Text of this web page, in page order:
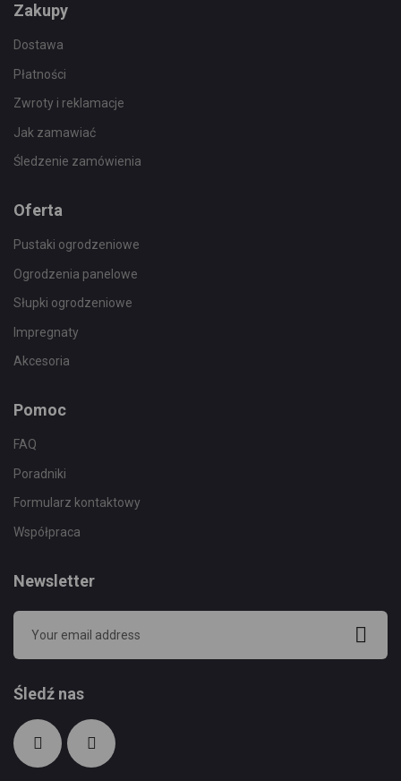
Zakupy
Dostawa
Płatności
Zwroty i reklamacje
Jak zamawiać
Śledzenie zamówienia
Oferta
Pustaki ogrodzeniowe
Ogrodzenia panelowe
Słupki ogrodzeniowe
Impregnaty
Akcesoria
Pomoc
FAQ
Poradniki
Formularz kontaktowy
Współpraca
Newsletter
Śledź nas